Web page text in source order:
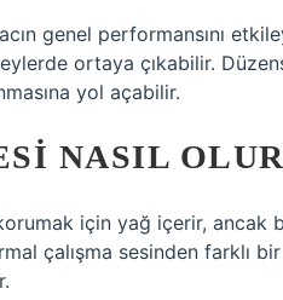
genel performansını
ortaya çıkabilir.
yol açabilir.
NASIL
korumak için yağ içerir,
çalışma sesinden farklı